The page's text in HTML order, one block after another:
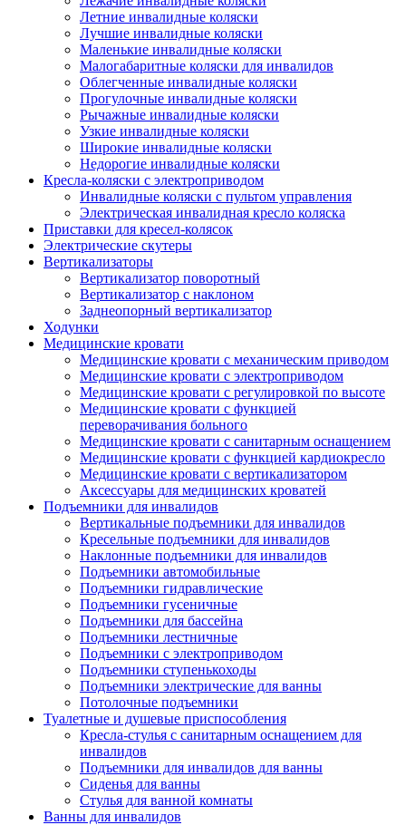
Летние инвалидные коляски
Лучшие инвалидные коляски
Маленькие инвалидные коляски
Малогабаритные коляски для инвалидов
Облегченные инвалидные коляски
Прогулочные инвалидные коляски
Рычажные инвалидные коляски
Узкие инвалидные коляски
Широкие инвалидные коляски
Недорогие инвалидные коляски
Кресла-коляски с электроприводом
Инвалидные коляски с пультом управления
Электрическая инвалидная кресло коляска
Приставки для кресел-колясок
Электрические скутеры
Вертикализаторы
Вертикализатор поворотный
Вертикализатор с наклоном
Заднеопорный вертикализатор
Ходунки
Медицинские кровати
Медицинские кровати с механическим приводом
Медицинские кровати с электроприводом
Медицинские кровати с регулировкой по высоте
Медицинские кровати с функцией
переворачивания больного
Медицинские кровати с санитарным оснащением
Медицинские кровати с функцией кардиокресло
Медицинские кровати с вертикализатором
Аксессуары для медицинских кроватей
Подъемники для инвалидов
Вертикальные подъемники для инвалидов
Кресельные подъемники для инвалидов
Наклонные подъемники для инвалидов
Подъемники автомобильные
Подъемники гидравлические
Подъемники гусеничные
Подъемники для бассейна
Подъемники лестничные
Подъемники с электроприводом
Подъемники ступенькоходы
Подъемники электрические для ванны
Потолочные подъемники
Туалетные и душевые приспособления
Кресла-стулья с санитарным оснащением для
инвалидов
Подъемники для инвалидов для ванны
Сиденья для ванны
Стулья для ванной комнаты
Ванны для инвалидов